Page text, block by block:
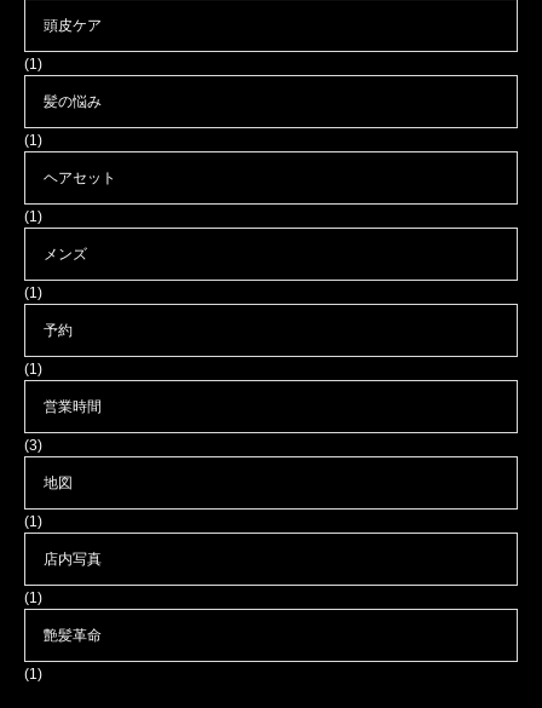
頭皮ケア
(1)
髪の悩み
(1)
ヘアセット
(1)
メンズ
(1)
予約
(1)
営業時間
(3)
地図
(1)
店内写真
(1)
艶髪革命
(1)